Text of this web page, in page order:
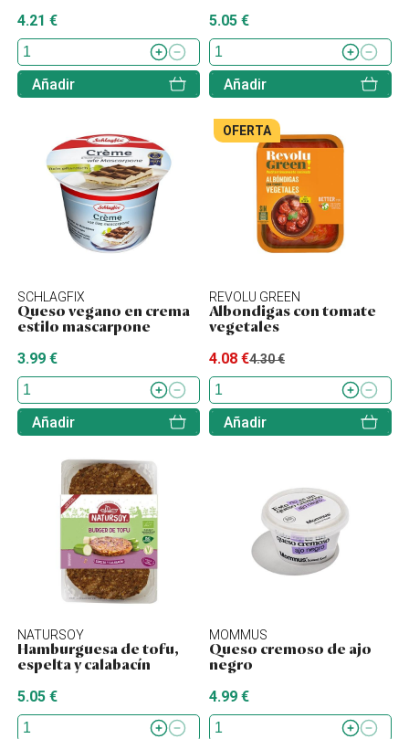
4.21 €
Añadir
5.05 €
Añadir
SCHLAGFIX
Queso vegano en crema
estilo mascarpone
3.99 €
Añadir
OFERTA
REVOLU GREEN
Albondigas con tomate
vegetales
4.08 €4.30 €
Añadir
NATURSOY
Hamburguesa de tofu,
espelta y calabacín
5.05 €
MOMMUS
Queso cremoso de ajo
negro
4.99 €